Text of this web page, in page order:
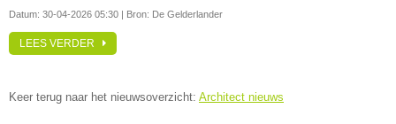
Datum: 30-04-2026 05:30 | Bron: De Gelderlander
LEES VERDER
Keer terug naar het nieuwsoverzicht: Architect nieuws